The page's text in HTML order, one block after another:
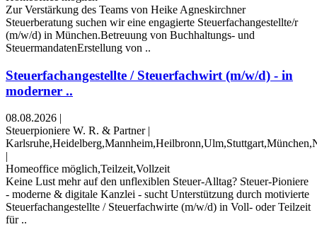
Zur Verstärkung des Teams von Heike Agneskirchner
Steuerberatung suchen wir eine engagierte Steuerfachangestellte/r
(m/w/d) in München.Betreuung von Buchhaltungs- und
SteuermandatenErstellung von ..
Steuerfachangestellte / Steuerfachwirt (m/w/d) - in
moderner ..
08.08.2026 |
Steuerpioniere W. R. & Partner |
|
Homeoffice möglich,Teilzeit,Vollzeit
Keine Lust mehr auf den unflexiblen Steuer-Alltag? Steuer-Pioniere
- moderne & digitale Kanzlei - sucht Unterstützung durch motivierte
Steuerfachangestellte / Steuerfachwirte (m/w/d) in Voll- oder Teilzeit
für ..